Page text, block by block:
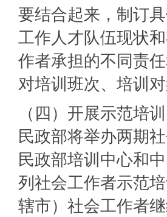
要结合起来，制订
工作人才队伍现状
作者承担的不同责
对培训班次、培训
（四）开展示范培
民政部将举办两期
民政部培训中心和
列社会工作者示范
辖市）社会工作者